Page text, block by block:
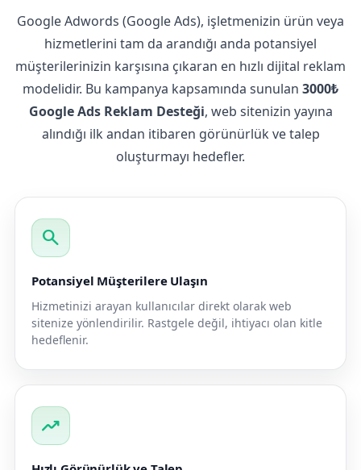
Google Adwords (Google Ads), işletmenizin ürün veya
hizmetlerini tam da arandığı anda potansiyel
müşterilerinizin karşısına çıkaran en hızlı dijital reklam
modelidir. Bu kampanya kapsamında sunulan 3000₺
Google Ads Reklam Desteği, web sitenizin yayına
alındığı ilk andan itibaren görünürlük ve talep
oluşturmayı hedefler.
search
Potansiyel Müşterilere Ulaşın
Hizmetinizi arayan kullanıcılar direkt olarak web
sitenize yönlendirilir. Rastgele değil, ihtiyacı olan kitle
hedeflenir.
trending_up